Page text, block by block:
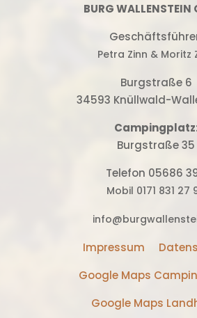
BURG
Petra Zinn & Moritz
Burgstraße 6
34593 Knüllwald-
Burgstraße 35
Telefon 05686
Mobil 0171 831 27
Impressum
Google Maps
Google Maps